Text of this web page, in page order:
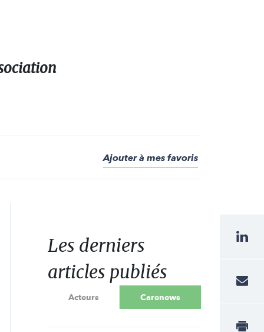
Ajouter à mes favoris
Les derniers
articles publiés
Acteurs Carenews